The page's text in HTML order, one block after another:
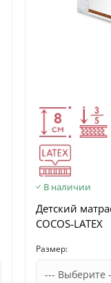
В наличии
Детский
COCOS-LATEX
Размер: